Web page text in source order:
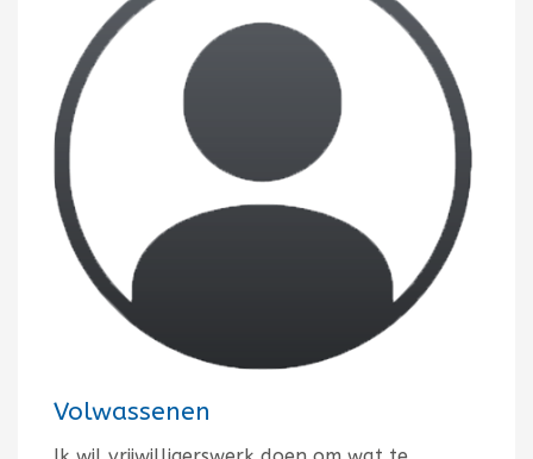
Volwassenen